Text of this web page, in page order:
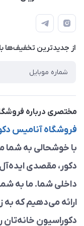
لیست محصولات
درباره ما
قوانین و مقررات
حریم خصوصی
راهنما
از جدید‌ترین تخفیف‌ها
مختصری درباره
فروشگاه آنامیس
با خوشحالی به شما
دکور، مقصدی
داخلی شما. ما به
ارائه می‌دهیم که به
دکوراسیون خانه‌تان